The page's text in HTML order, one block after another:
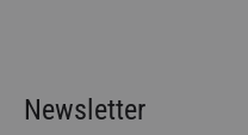
Newsletter